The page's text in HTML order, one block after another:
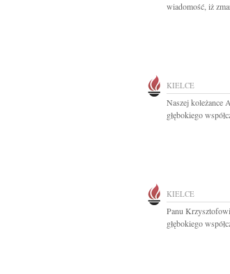
wiadomość, iż
KIELCE
Naszej koleżance
głębokiego
KIELCE
Panu
głębokiego